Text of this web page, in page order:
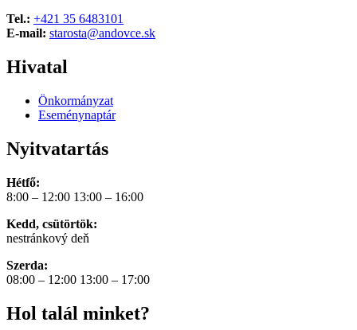
Tel.: +421 35 6483101
E-mail: starosta@andovce.sk
Hivatal
Önkormányzat
Eseménynaptár
Nyitvatartás
Hétfő:
8:00 – 12:00 13:00 – 16:00
Kedd, csütörtök:
nestránkový deň
Szerda:
08:00 – 12:00 13:00 – 17:00
Hol talál minket?